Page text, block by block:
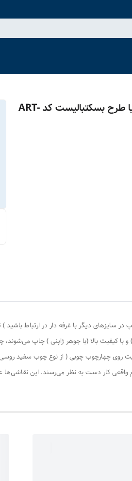
تابلو بوم چاپی لاویا طرح بسکتبالیست کد ART-
سایزهای دیگر با غرفه دار در ارتباط
کیفیت بالا (با جوهر ژاپنی ) چاپ می‌شوند،
روی چهارچوب چوبی ( از نوع چوب سفید
کار دست به نظر می‌رسند. این نقاشی‌ها